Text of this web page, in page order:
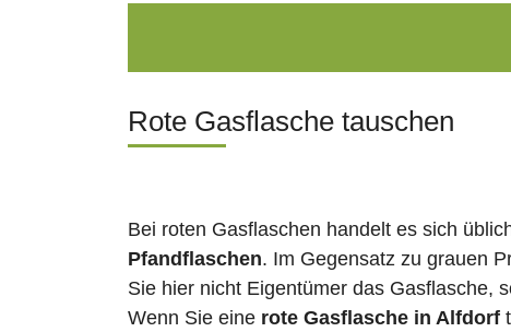
Rote Gasflasche tauschen
Bei roten Gasflaschen handelt es sich
Pfandflaschen. Im Gegensatz zu grauen
Sie hier nicht Eigentümer das Gasflasche,
Wenn Sie eine rote Gasflasche in Alfdorf